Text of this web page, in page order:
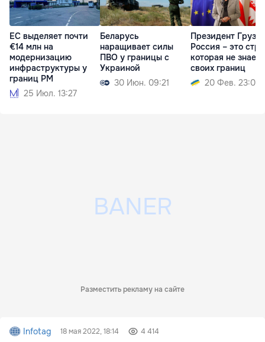
ЕС выделяет почти
€14 млн на
модернизацию
инфраструктуры у
границ РМ
25 Июл. 13:27
Беларусь
наращивает силы
ПВО у границы с
Украиной
30 Июн. 09:21
Президент
Россия – это
которая не знает
своих границ
20 Фев. 23:00
Разместить рекламу на сайте
Infotag 18 мая 2022, 18:14 4 414